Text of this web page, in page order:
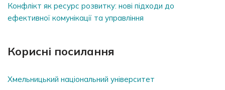
Конфлікт як ресурс розвитку: нові підходи до
ефективної комунікації та управління
Корисні посилання
Хмельницький національний університет